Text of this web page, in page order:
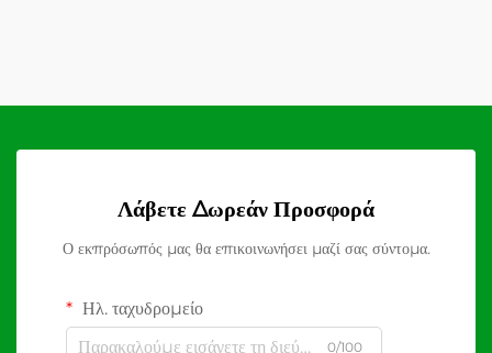
Λάβετε Δωρεάν Προσφορά
Ο εκπρόσωπός μας θα επικοινωνήσει μαζί σας σύντομα.
Ηλ. ταχυδρομείο
0/100